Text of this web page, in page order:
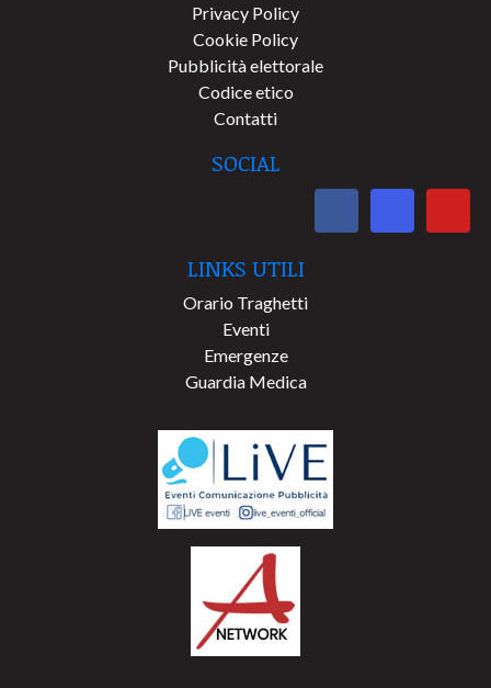
Privacy Policy
Cookie Policy
Pubblicità elettorale
Codice etico
Contatti
SOCIAL
LINKS UTILI
Orario Traghetti
Eventi
Emergenze
Guardia Medica